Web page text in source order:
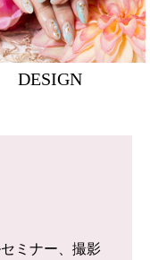
DESIGN
ミナー、撮影